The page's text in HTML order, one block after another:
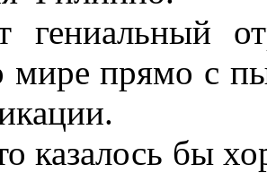
гениальный
мире прямо с
казалось бы